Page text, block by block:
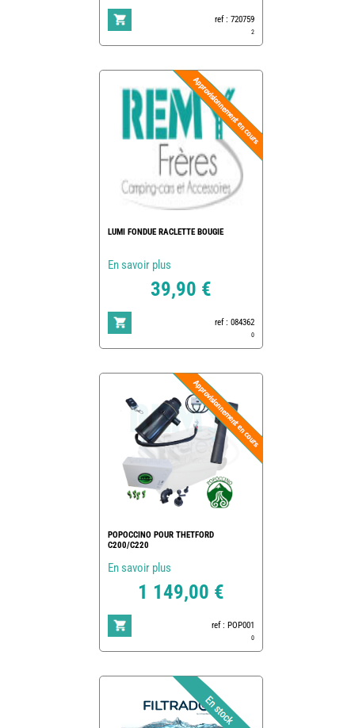
ref : 720759
2
LUMI FONDUE RACLETTE BOUGIE
En savoir plus
39,90 €
ref : 084362
0
POPOCCINO POUR THETFORD
C200/C220
En savoir plus
1 149,00 €
ref : POP001
0